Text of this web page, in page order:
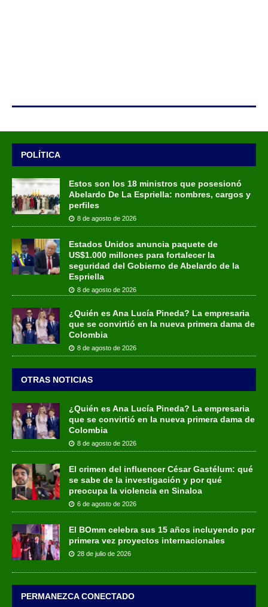
POLÍTICA
Estos son los 18 ministros que posesionó
Abelardo De La Espriella: nombres, cargos y
perfiles
8 de agosto de 2026
Estados Unidos anuncia paquete de
US$1.000 millones para fortalecer la
seguridad del Gobierno de Abelardo de la
Espriella
8 de agosto de 2026
¿Quién es Ana Lucía Pineda? La empresaria
que se convirtió en la nueva primera dama de
Colombia
8 de agosto de 2026
OTRAS NOTICIAS
¿Quién es Ana Lucía Pineda? La empresaria
que se convirtió en la nueva primera dama de
Colombia
8 de agosto de 2026
El crimen del influencer César Gastélum: qué
se sabe de la investigación y por qué
preocupa la violencia en Sinaloa
6 de agosto de 2026
El BOmm celebra sus 15 años incluyendo por
primera vez proyectos internacionales
28 de julio de 2026
PERMANEZCA CONECTADO